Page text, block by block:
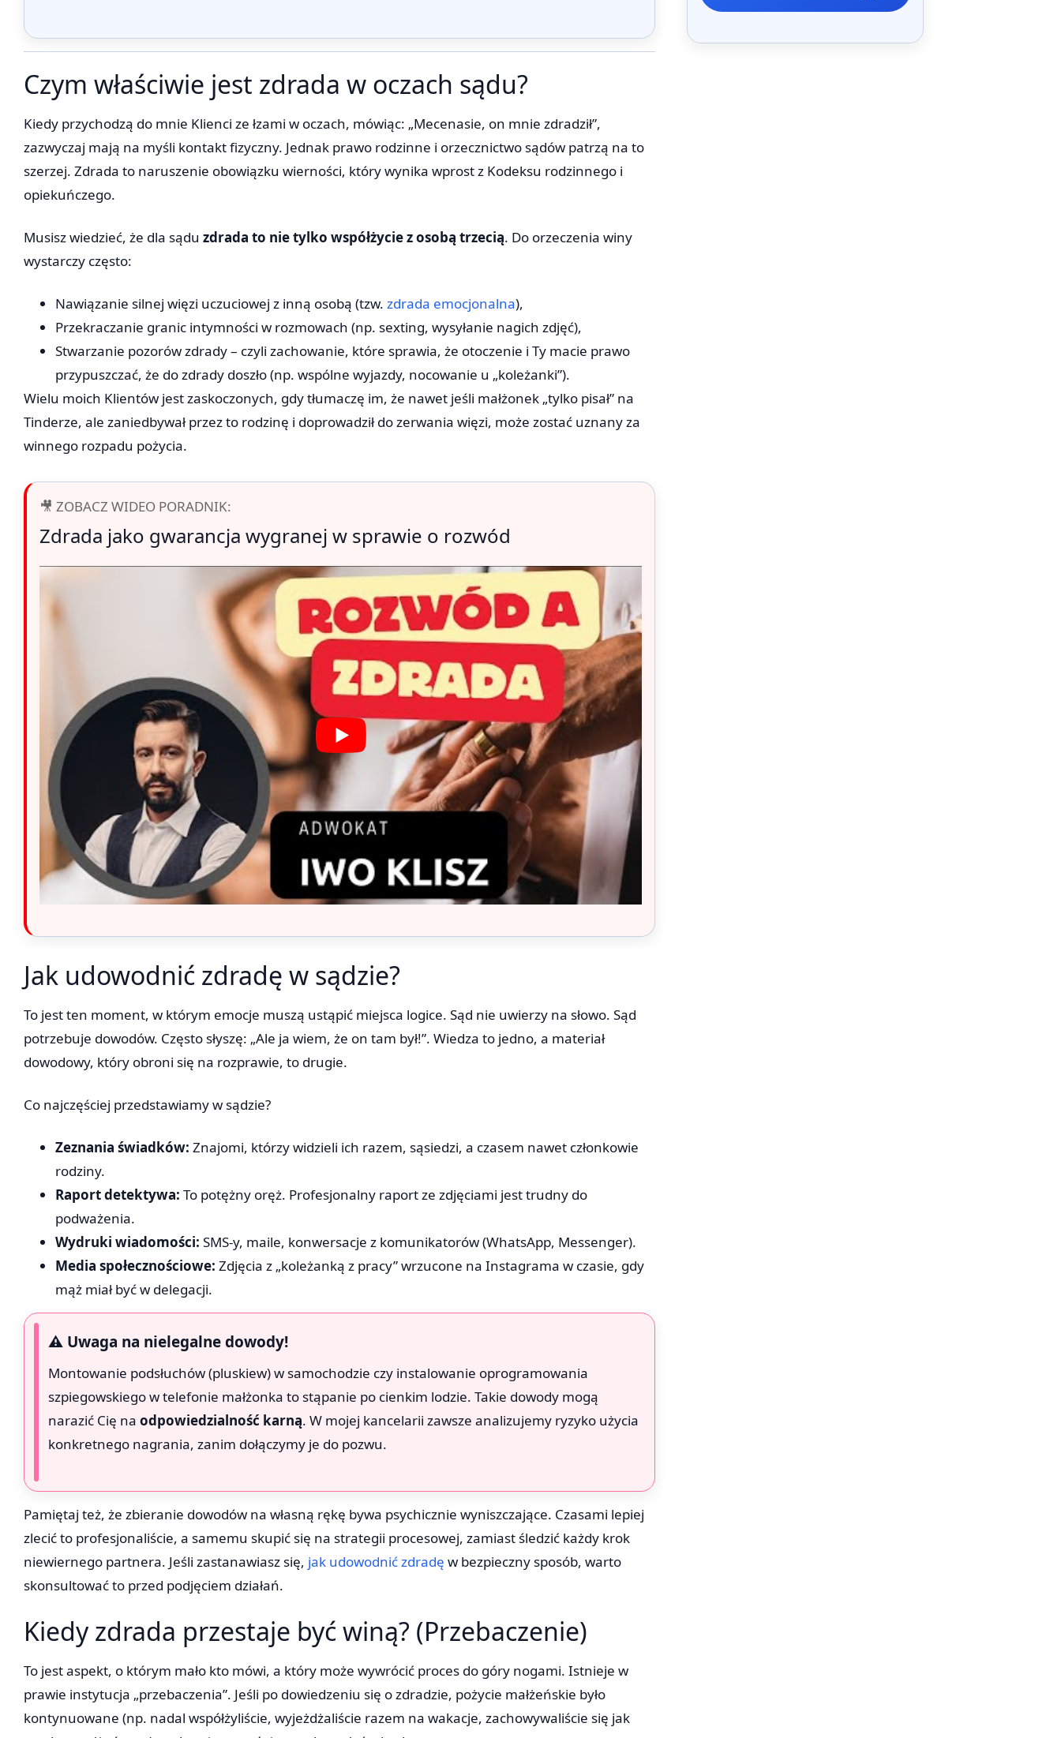
Czym właściwie jest zdrada w oczach sądu?
Kiedy przychodzą do mnie Klienci ze łzami w oczach, mówiąc: „Mecenasie, on mnie zdradził”,
zazwyczaj mają na myśli kontakt fizyczny. Jednak prawo rodzinne i orzecznictwo sądów patrzą na to
szerzej. Zdrada to naruszenie obowiązku wierności, który wynika wprost z Kodeksu rodzinnego i
opiekuńczego.
Musisz wiedzieć, że dla sądu zdrada to nie tylko współżycie z osobą trzecią. Do orzeczenia winy
wystarczy często:
Nawiązanie silnej więzi uczuciowej z inną osobą (tzw. zdrada emocjonalna),
Przekraczanie granic intymności w rozmowach (np. sexting, wysyłanie nagich zdjęć),
Stwarzanie pozorów zdrady – czyli zachowanie, które sprawia, że otoczenie i Ty macie prawo
przypuszczać, że do zdrady doszło (np. wspólne wyjazdy, nocowanie u „koleżanki”).
Wielu moich Klientów jest zaskoczonych, gdy tłumaczę im, że nawet jeśli małżonek „tylko pisał” na
Tinderze, ale zaniedbywał przez to rodzinę i doprowadził do zerwania więzi, może zostać uznany za
winnego rozpadu pożycia.
🎥 ZOBACZ WIDEO PORADNIK:
Zdrada jako gwarancja wygranej w sprawie o rozwód
Jak udowodnić zdradę w sądzie?
To jest ten moment, w którym emocje muszą ustąpić miejsca logice. Sąd nie uwierzy na słowo. Sąd
potrzebuje dowodów. Często słyszę: „Ale ja wiem, że on tam był!”. Wiedza to jedno, a materiał
dowodowy, który obroni się na rozprawie, to drugie.
Co najczęściej przedstawiamy w sądzie?
Zeznania świadków: Znajomi, którzy widzieli ich razem, sąsiedzi, a czasem nawet członkowie
rodziny.
Raport detektywa: To potężny oręż. Profesjonalny raport ze zdjęciami jest trudny do
podważenia.
Wydruki wiadomości: SMS-y, maile, konwersacje z komunikatorów (WhatsApp, Messenger).
Media społecznościowe: Zdjęcia z „koleżanką z pracy” wrzucone na Instagrama w czasie, gdy
mąż miał być w delegacji.
⚠️ Uwaga na nielegalne dowody!
Montowanie podsłuchów (pluskiew) w samochodzie czy instalowanie oprogramowania
szpiegowskiego w telefonie małżonka to stąpanie po cienkim lodzie. Takie dowody mogą
narazić Cię na odpowiedzialność karną. W mojej kancelarii zawsze analizujemy ryzyko użycia
konkretnego nagrania, zanim dołączymy je do pozwu.
Pamiętaj też, że zbieranie dowodów na własną rękę bywa psychicznie wyniszczające. Czasami lepiej
zlecić to profesjonaliście, a samemu skupić się na strategii procesowej, zamiast śledzić każdy krok
niewiernego partnera. Jeśli zastanawiasz się, jak udowodnić zdradę w bezpieczny sposób, warto
skonsultować to przed podjęciem działań.
Kiedy zdrada przestaje być winą? (Przebaczenie)
To jest aspekt, o którym mało kto mówi, a który może wywrócić proces do góry nogami. Istnieje w
prawie instytucja „przebaczenia”. Jeśli po dowiedzeniu się o zdradzie, pożycie małżeńskie było
kontynuowane (np. nadal współżyliście, wyjeżdżaliście razem na wakacje, zachowywaliście się jak